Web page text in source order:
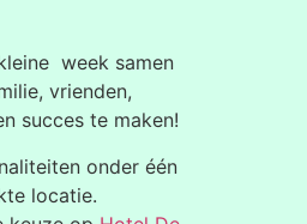
week samen
vrienden,
succes te maken!
onder één
locatie.